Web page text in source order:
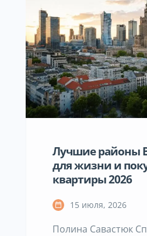
реальность. На
кажется, что всё
просто — нашёл
подписал бумаги,
деньги. Но на
первых
руках напоминает
где […]
Лучшие районы
для жизни и
квартиры 2026
15 июля, 2026
Полина Савастюк